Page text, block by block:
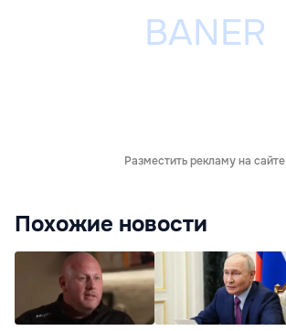
Разместить рекламу на сайте
Похожие новости